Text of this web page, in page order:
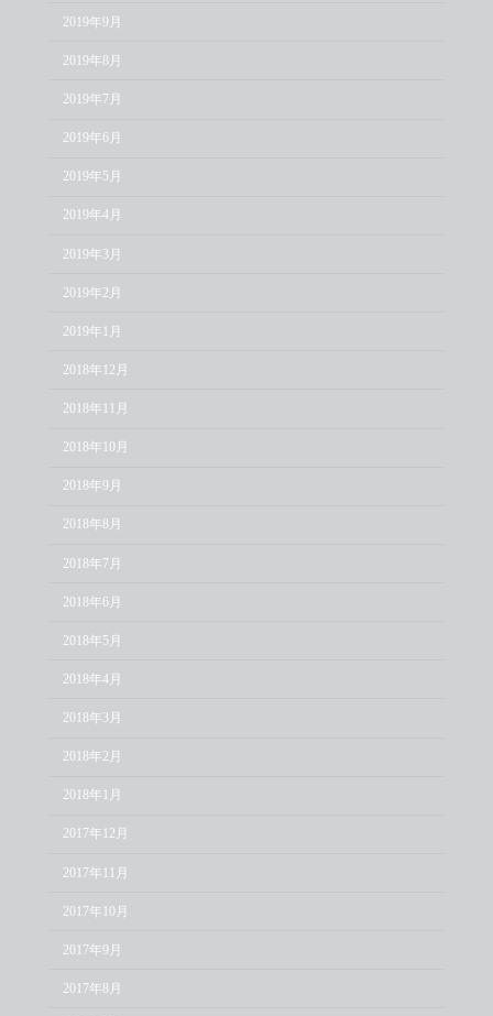
2019年9月
2019年8月
2019年7月
2019年6月
2019年5月
2019年4月
2019年3月
2019年2月
2019年1月
2018年12月
2018年11月
2018年10月
2018年9月
2018年8月
2018年7月
2018年6月
2018年5月
2018年4月
2018年3月
2018年2月
2018年1月
2017年12月
2017年11月
2017年10月
2017年9月
2017年8月